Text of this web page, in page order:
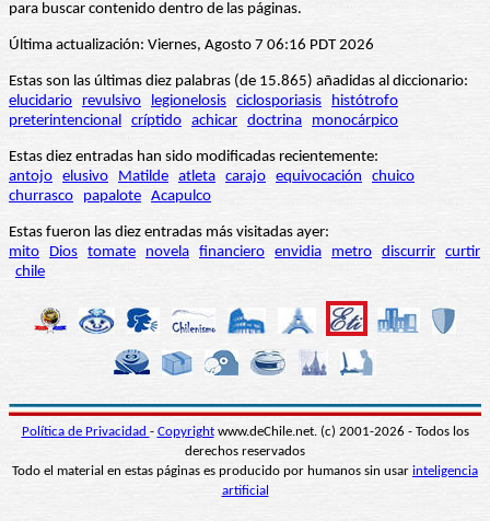
para buscar contenido dentro de las páginas.
Última actualización: Viernes, Agosto 7 06:16 PDT 2026
Estas son las últimas diez palabras (de 15.865) añadidas al diccionario:
elucidario
revulsivo legionelosis ciclosporiasis
histótrofo
preterintencional críptido achicar doctrina monocárpico
Estas diez entradas han sido modificadas recientemente:
antojo elusivo Matilde atleta carajo equivocación
chuico
churrasco
papalote Acapulco
Estas fueron las diez entradas más visitadas ayer:
mito
Dios tomate novela financiero envidia metro discurrir curtir
chile
Política de Privacidad - Copyrightwww.deChile.net. (c) 2001-2026 - Todos los
derechos reservados
Todo el material en estas páginas es producido por humanos sin usar inteligencia
artificial